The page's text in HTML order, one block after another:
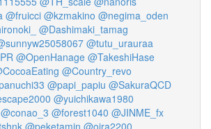
@fruicci @kzmakino @negima_oden
@Dashimaki_tamag
@tutu_urauraa
@OpenHanage @TakeshiHase
@Country_revo
@papi_papiu @SakuraQCD
@yuichikawa1980
@conao_3 @forest1040 @JINME_fx
@peketamin @oira2200